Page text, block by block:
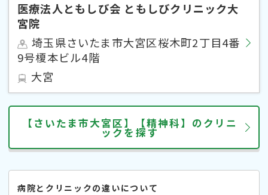
医療法人ともしび会 ともしびクリニック大
宮院
埼玉県さいたま市大宮区桜木町2丁目4番
9号榎本ビル4階
大宮
【さいたま市大宮区】【精神科】のクリニ
ックを探す
病院とクリニックの違いについて